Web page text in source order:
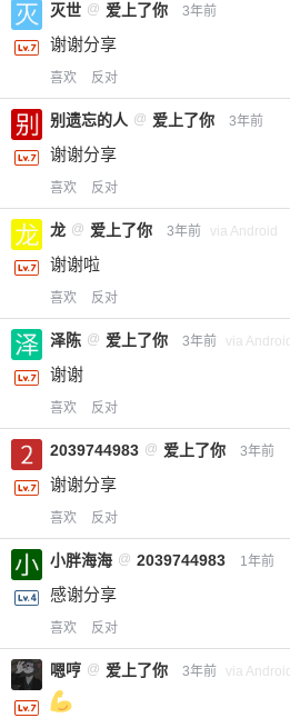
灭世 @ 爱上了你 3年前
谢谢分享
喜欢 反对
别遗忘的人 @ 爱上了你 3年前
谢谢分享
喜欢 反对
龙 @ 爱上了你 3年前 via Android
谢谢啦
喜欢 反对
泽陈 @ 爱上了你 3年前 via Android
谢谢
喜欢 反对
2039744983 @ 爱上了你 3年前
谢谢分享
喜欢 反对
小胖海海 @ 2039744983 1年前
感谢分享
喜欢 反对
嗯哼 @ 爱上了你 3年前 via Android